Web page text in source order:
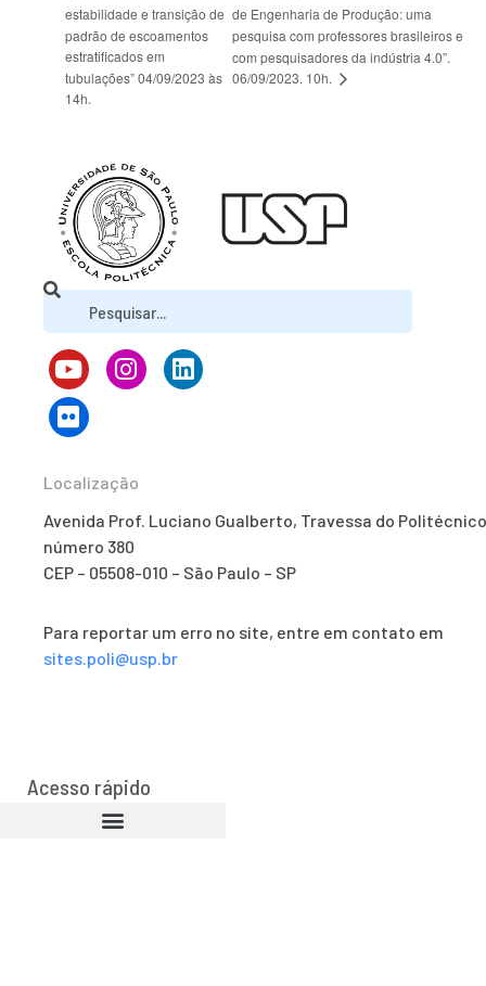
estabilidade e transição de
padrão de escoamentos
estratificados em
tubulações” 04/09/2023 às
14h.
de Engenharia de Produção: uma
pesquisa com professores brasileiros e
com pesquisadores da indústria 4.0”.
06/09/2023. 10h.
Localização
Avenida Prof. Luciano Gualberto, Travessa do
número 380
CEP – 05508-010 – São Paulo – SP
Para reportar um erro no site, entre em contato em
sites.poli@usp.br
Acesso rápido